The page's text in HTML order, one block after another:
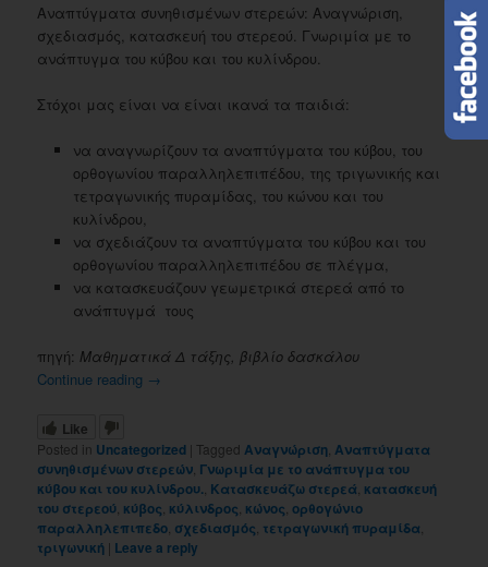
Αναπτύγματα συνηθισμένων στερεών: Αναγνώριση,
σχεδιασμός, κατασκευή του στερεού. Γνωριμία με το
ανάπτυγμα του κύβου και του κυλίνδρου.
Στόχοι μας είναι να είναι ικανά τα παιδιά:
να αναγνωρίζουν τα αναπτύγματα του κύβου, του
ορθογωνίου παραλληλεπιπέδου, της τριγωνικής και
τετραγωνικής πυραμίδας, του κώνου και του
κυλίνδρου,
να σχεδιάζουν τα αναπτύγματα του κύβου και του
ορθογωνίου παραλληλεπιπέδου σε πλέγμα,
να κατασκευάζουν γεωμετρικά στερεά από το
ανάπτυγμά τους
πηγή:Μαθηματικά Δ τάξης, βιβλίο δασκάλου
Continue reading →
Like
Posted in Uncategorized | Tagged Αναγνώριση Αναπτύγματα
συνηθισμένων στερεών Γνωριμία με το ανάπτυγμα του
κύβου και του κυλίνδρου. Κατασκευάζω στερεά κατασκευή
του στερεού κύβος κύλινδρος κώνος ,ορθογώνιο
παραλληλεπιπεδο σχεδιασμός τετραγωνική πυραμίδα
τριγωνική | Leave a reply